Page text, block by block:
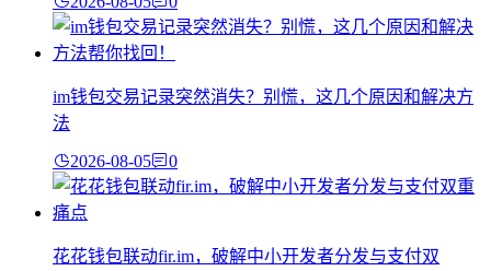
im钱包交易记录突然消失？别慌，这几个原因和解决方
法
2026-08-05 0
花花钱包联动fir.im，破解中小开发者分发与支付双